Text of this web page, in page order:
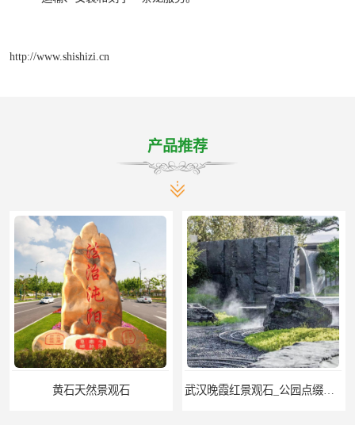
http://www.shishizi.cn
产品推荐
黄石天然景观石